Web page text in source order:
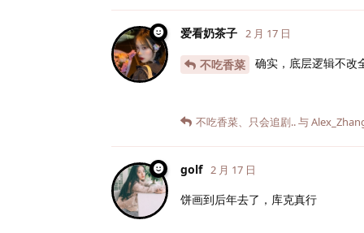
爱看奶茶子 2 月 17 日
不吃香菜 确实，底层逻辑不改
不吃香菜、 只会追剧..与
golf 2 月 17 日
饼画到后年去了，库克真行